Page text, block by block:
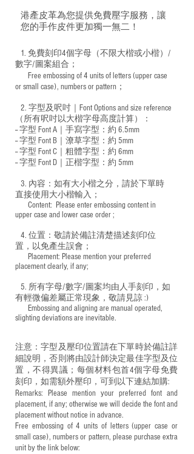
港產皮革為您提供免費壓字服務，讓
您的手作皮件更加獨一無二！
1. 免費刻印4個字母（不限大楷或小楷）/
數字/圖案組合；
Free embossing of 4 units of letters (upper case
or small case), numbers or pattern；
2. 字型及呎吋｜ Font Options and size reference
（所有呎吋以大楷字母高度計算）：
-- 字型 Font A｜手寫字型：約 6.5mm
-- 字型 Font B｜潦草字型： 約 5mm
-- 字型 Font C｜粗體字型：約 6mm
-- 字型 Font D｜正楷字型： 約 5mm
3. 內容：如有大小楷之分，請於下單時
直接使用大小楷輸入；
​ Content: Please enter embossing content in
upper case and lower case order ;
4. 位置：敬請於備註清楚描述刻印位
置，以免產生誤會；
​ Placement: Please mention your preferred
placement clearly, if any;
5. 所有字母/數字/圖案均由人手刻印，如
有輕微偏差屬正常現象，敬請見諒 :)
​ Embossing and aligning are manual operated,
slighting deviations are inevitable.
注意：字型及壓印位置請在下單時於備註詳
細說明，否則將由設計師決定最佳字型及位
置，不得異議；每個材料包首4個字母免費
刻印，如需額外壓印，可到以下連結加購:
Remarks: Please mention your preferred font and
placement, if any; otherwise we will decide the font and
placement without notice in advance.
Free embossing of 4 units of letters (upper case or
small case), numbers or pattern, please purchase extra
unit by the link below: